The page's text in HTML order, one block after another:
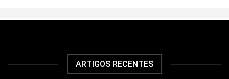
ARTIGOS RECENTES